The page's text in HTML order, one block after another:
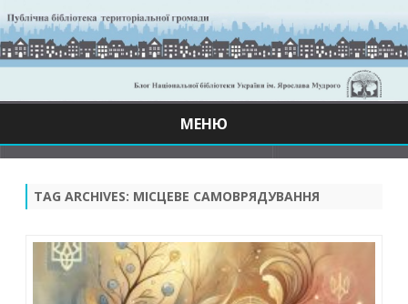
МЕНЮ
TAG ARCHIVES: МІСЦЕВЕ САМОВРЯДУВАННЯ